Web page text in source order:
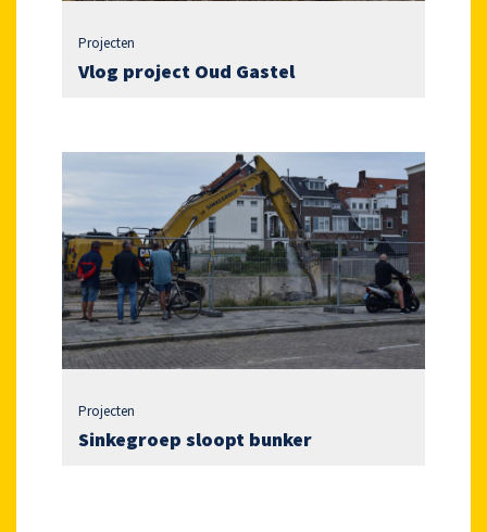
Projecten
Vlog project Oud Gastel
Projecten
Sinkegroep sloopt bunker